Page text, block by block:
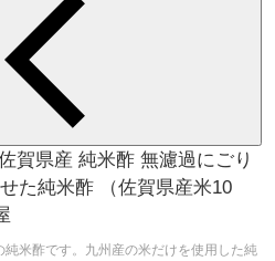
賀県産 純米酢 無濾過にごり
た純米酢 （佐賀県産米10
米酢です。九州産の米だけを使用した純